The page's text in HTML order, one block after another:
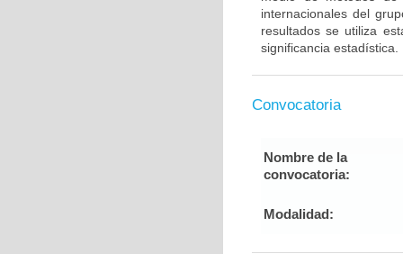
internacionales del
resultados se utiliza
significancia estadística.
Convocatoria
Nombre de la
convocatoria:
Modalidad: